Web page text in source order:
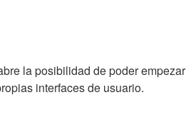
la posibilidad de poder empezar
interfaces de usuario.